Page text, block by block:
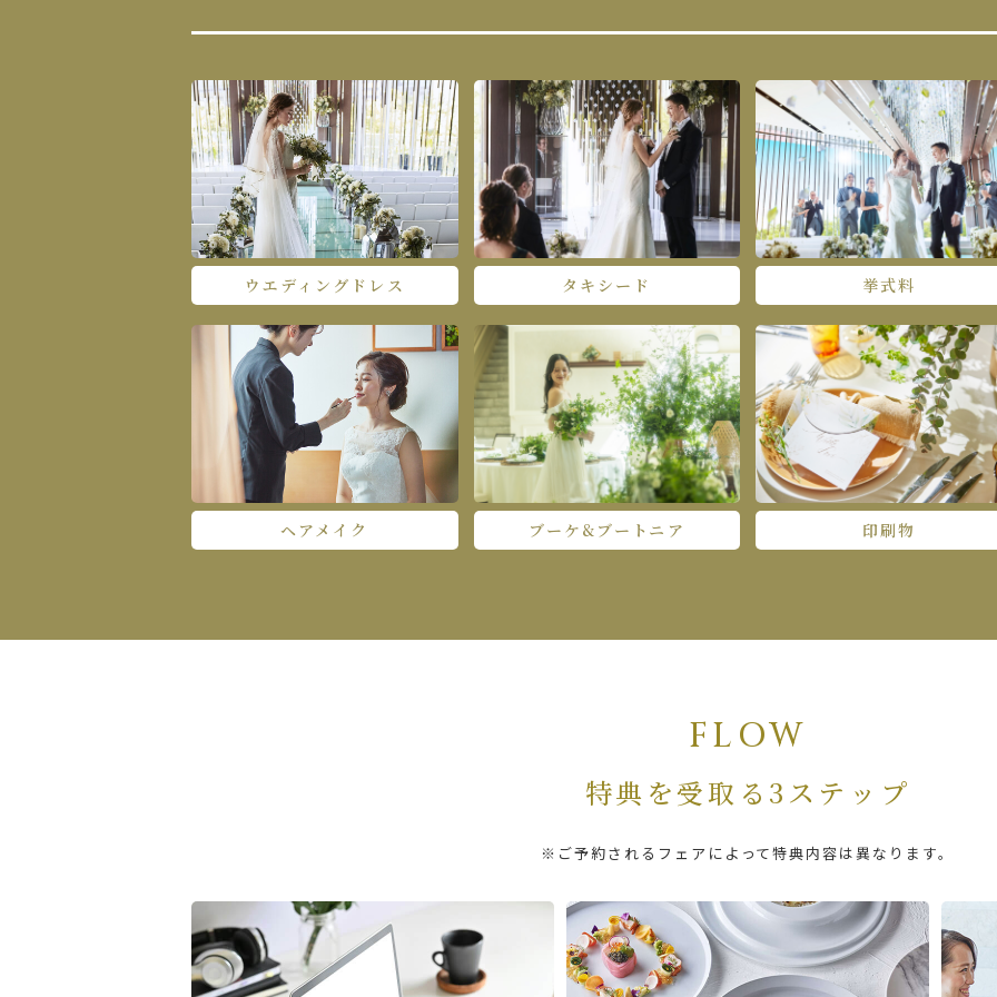
ウエディングドレス タキシード 挙式料
ヘアメイク ブーケ&ブートニア 印刷物
FLOW
特典を受取る3ステップ
※ご予約されるフェアによって特典内容は異なります。